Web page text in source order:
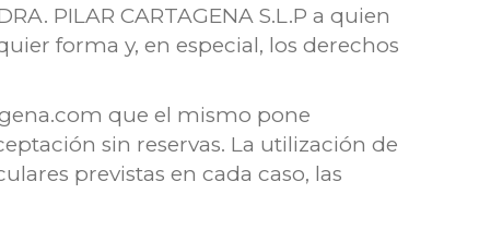
PILAR CARTAGENA S.L.P a quien
forma y, en especial, los derechos
que el mismo pone
sin reservas. La utilización de
previstas en cada caso, las